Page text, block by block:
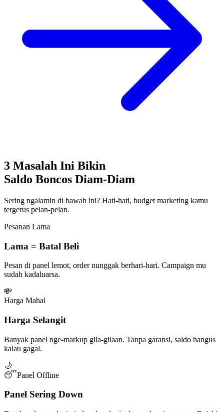
3 Masalah Ini Bikin
Saldo Boncos Diam-Diam
Sering ngalamin di bawah ini? Hati-hati, budget marketing kamu
tergerus pelan-pelan.
Pesanan Lama
Lama = Batal Beli
Pesan di panel lemot, order nunggak berhari-hari. Campaign mu
sudah kadaluarsa.
💸
Harga Mahal
Harga Selangit
Banyak panel nge-markup gila-gilaan. Tanpa garansi, saldo hangus
kalau gagal.
🌙
😴Panel Offline
Panel Sering Down